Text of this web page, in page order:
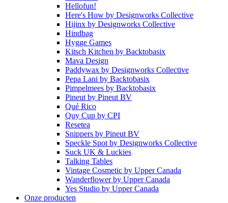
Hellofun!
Here's How by Designworks Collective
Hijinx by Designworks Collective
Hindbag
Hygge Games
Kitsch Kitchen by Backtobasix
Mava Design
Paddywax by Designworks Collective
Pepa Lani by Backtobasix
Pimpelmees by Backtobasix
Pineut by Pineut BV
Qué Rico
Quy Cup by CPI
Resetea
Snippers by Pineut BV
Speckle Spot by Designworks Collective
Suck UK & Luckies
Talking Tables
Vintage Cosmetic by Upper Canada
Wanderflowerby Upper Canada
Yes Studio by Upper Canada
Onze producten